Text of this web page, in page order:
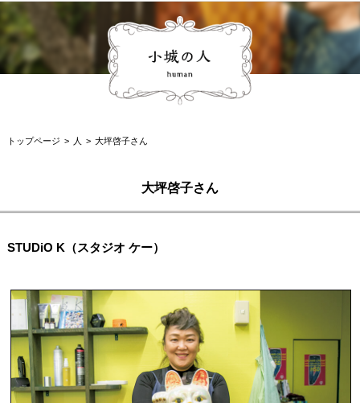
小城の人
トップページ 人 大坪啓子さん
大坪啓子さん
STUDiO K（スタジオ ケー）